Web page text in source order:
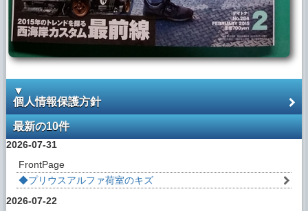
2022年5月31 日
ブログに 「◆ヘッドライトのリペア事例､更
新中」を追加しました。
2022年5月30 日
2021年12月14 日
ブログに 「◆インスタの画像はモアレ模様
になる時あるよ」を追加しました。
2021年07月16日
ブログに 「◆6月インスタグラム更新の事例
▼
個人情報保護方針
最新の10件
2026-07-31
FrontPage
◆プリウスアルファ荷室のキズ
2026-07-22